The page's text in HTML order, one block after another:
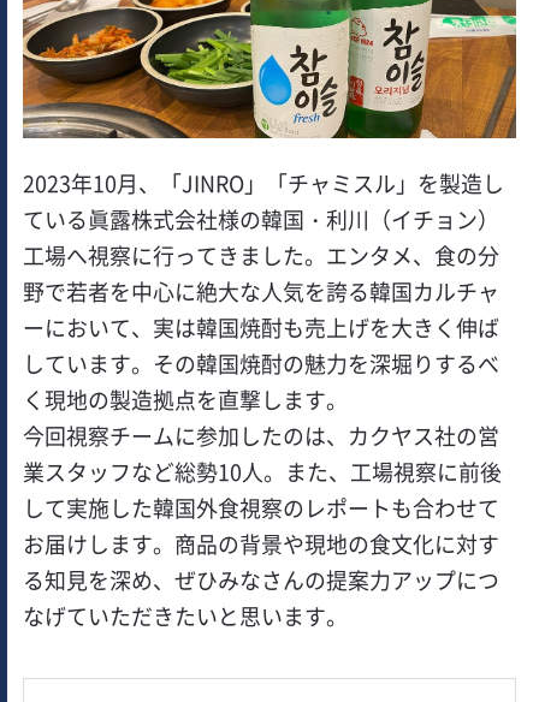
2023年10月、「JINRO」「チャミスル」を製造し
ている眞露株式会社様の韓国・利川（イチョン）
工場へ視察に行ってきました。エンタメ、食の分
野で若者を中心に絶大な人気を誇る韓国カルチャ
ーにおいて、実は韓国焼酎も売上げを大きく伸ば
しています。その韓国焼酎の魅力を深堀りするべ
く現地の製造拠点を直撃します。
今回視察チームに参加したのは、カクヤス社の営
業スタッフなど総勢10人。また、工場視察に前後
して実施した韓国外食視察のレポートも合わせて
お届けします。商品の背景や現地の食文化に対す
る知見を深め、ぜひみなさんの提案力アップにつ
なげていただきたいと思います。